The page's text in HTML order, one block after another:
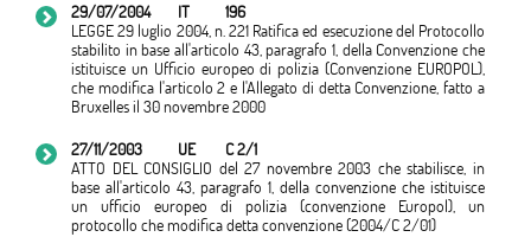
29/07/2004
IT
196
LEGGE 29 luglio 2004, n. 221 Ratifica ed esecuzione del Protocollo
stabilito in base all'articolo 43, paragrafo 1, della Convenzione che
istituisce un Ufficio europeo di polizia (Convenzione EUROPOL),
che modifica l'articolo 2 e l'Allegato di detta Convenzione, fatto a
Bruxelles il 30 novembre 2000
27/11/2003
UE
C 2/1
ATTO DEL CONSIGLIO del 27 novembre 2003 che stabilisce, in
base all'articolo 43, paragrafo 1, della convenzione che istituisce
un ufficio europeo di polizia (convenzione Europol), un
protocollo che modifica detta convenzione (2004/C 2/01)